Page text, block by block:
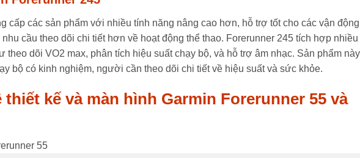
cấp các sản phẩm với nhiều tính năng nâng cao hơn, hỗ trợ tốt cho các vận động
cầu theo dõi chi tiết hơn về hoạt động thể thao. Forerunner 245 tích hợp nhiều
theo dõi VO2 max, phân tích hiệu suất chạy bộ, và hỗ trợ âm nhạc. Sản phẩm này
bộ có kinh nghiệm, người cần theo dõi chi tiết về hiệu suất và sức khỏe.
thiết kế và màn hình Garmin Forerunner 55 và